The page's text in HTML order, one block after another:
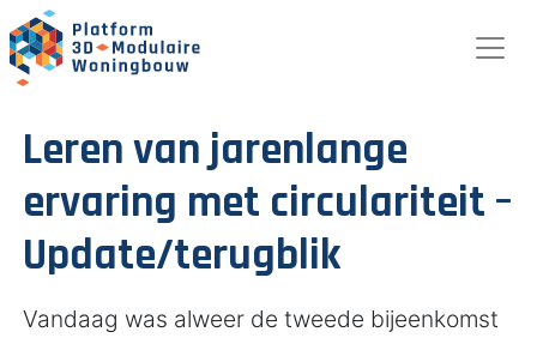
Leren van jarenlange
ervaring met circulariteit –
Update/terugblik
Vandaag was alweer de tweede bijeenkomst